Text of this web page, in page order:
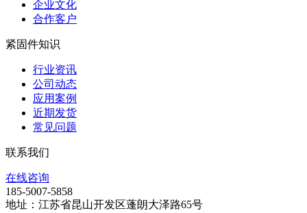
企业文化
合作客户
紧固件知识
行业资讯
公司动态
应用案例
近期发货
常见问题
联系我们
在线咨询
185-5007-5858
地址：江苏省昆山开发区蓬朗大泽路65号